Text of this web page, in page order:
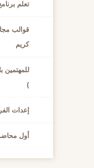
تعلم
قوالب
كريم
)
إعدات
أول